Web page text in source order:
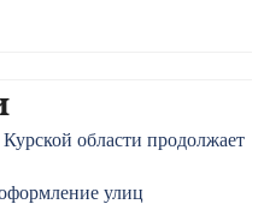
области продолжает
улиц